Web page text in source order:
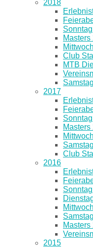
2018
Masters
Club
MTB
2017
Masters
Club
2016
Masters
2015